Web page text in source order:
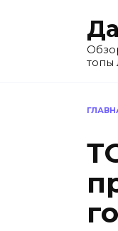
топы